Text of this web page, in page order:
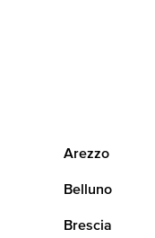
Arezzo
Belluno
Brescia